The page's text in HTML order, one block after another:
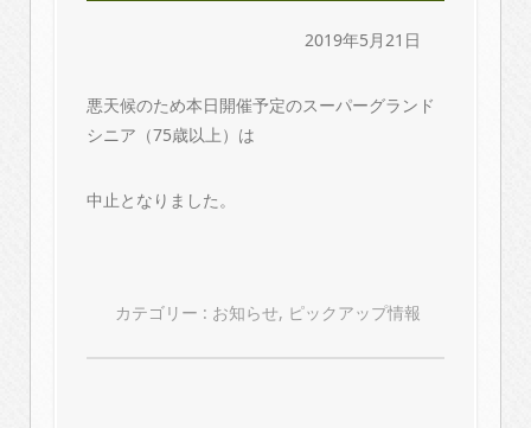
2019年5月21日
悪天候のため本日開催予定のスーパーグランド
シニア（75歳以上）は
中止となりました。
カテゴリー : お知らせ, ピックアップ情報